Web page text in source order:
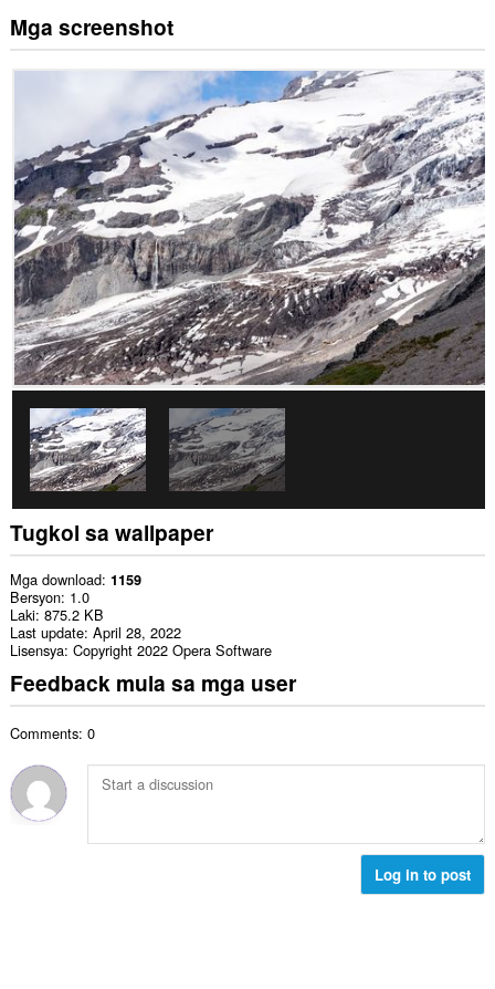
Mga screenshot
Tugkol sa wallpaper
Mga download 1159
Bersyon 1.0
Laki 875.2 KB
Last update April 28, 2022
Lisensya Copyright 2022 Opera Software
Feedback mula sa mga user
Comments: 0
Log in to post